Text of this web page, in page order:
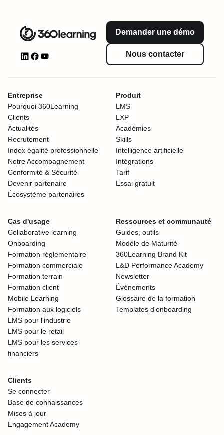
Demander une démo
Nous contacter
Entreprise
Pourquoi 360Learning
Clients
Actualités
Recrutement
Index égalité professionnelle
Notre Accompagnement
Conformité & Sécurité
Devenir partenaire
Écosystème partenaires
Produit
LMS
LXP
Académies
Skills
Intelligence artificielle
Intégrations
Tarif
Essai gratuit
Cas d'usage
Collaborative learning
Onboarding
Formation réglementaire
Formation commerciale
Formation terrain
Formation client
Mobile Learning
Formation aux logiciels
LMS pour l'industrie
LMS pour le retail
LMS pour les services
financiers
Ressources et communauté
Guides, outils
Modèle de Maturité
360Learning Brand Kit
L&D Performance Academy
Newsletter
Événements
Glossaire de la formation
Templates d'onboarding
Clients
Se connecter
Base de connaissances
Mises à jour
Engagement Academy